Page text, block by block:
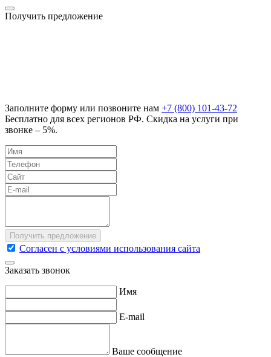
Получить предложение
Заполните форму или позвоните нам +7 (800) 101-43-72
Бесплатно для всех регионов РФ. Скидка на услуги при
звонке – 5%.
Согласен с условиями использования сайта
Заказать звонок
Имя
E-mail
Ваше сообщение